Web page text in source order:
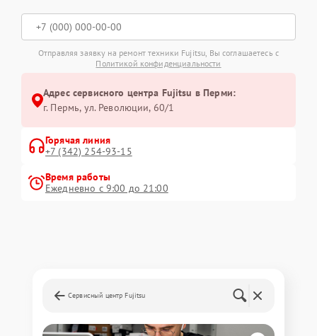
Отправляя заявку на ремонт техники Fujitsu, Вы соглашаетесь с
Политикой конфиденциальности
Адрес сервисного центра Fujitsu в Перми:
г. Пермь, ул. ​Революции, 60/1
Горячая линия
+7 (342) 254-93-15
Время работы
Ежедневно с 9:00 до 21:00
Сервисный центр Fujitsu